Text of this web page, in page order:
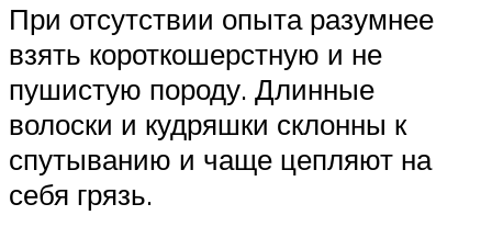
При отсутствии опыта разумнее
взять короткошерстную и не
пушистую породу. Длинные
волоски и кудряшки склонны к
спутыванию и чаще цепляют на
себя грязь.